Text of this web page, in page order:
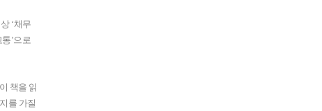
‘채무
’으로
책을 읽
를 가질